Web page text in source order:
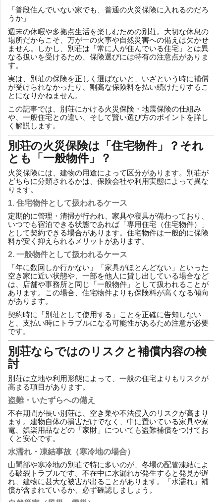
「普段住んでいない家でも、普通の火災保険に入れるのだろ
うか」
週末の休暇や多拠点生活を楽しむための別荘。大切な休息の
場所だからこそ、万が一の火事や自然災害への備えは欠かせ
ません。しかし、別荘は「常に人が住んでいる住宅」とは異
なる扱いを受けるため、保険選びには特有の注意点がありま
す。
実は、別荘の保険を正しく選ばないと、いざという時に補償
が受けられなかったり、割高な保険料を払い続けたりするこ
とになりかねません。
この記事では、別荘にかける火災保険・地震保険の仕組み
や、一般住宅との違い、そして賢い選び方のポイントを詳し
く解説します。
別荘の火災保険は「住宅物件」？それ
とも「一般物件」？
火災保険には、建物の用途によって区分があります。別荘が
どちらに分類されるかは、保険会社や利用実態によって異な
ります。
1. 住宅物件として扱われるケース
定期的に管理・清掃が行われ、家具や寝具が備わっており、
いつでも宿泊できる状態であれば「専用住宅（住宅物件）」
として契約できる場合があります。住宅物件は一般的に保険
料が安く抑えられるメリットがあります。
2. 一般物件として扱われるケース
「年に数回しか行かない」「家具がほとんどない」といった
空き家に近い状態や、一部を他人に貸し出している場合など
は、店舗や事務所と同じ「一般物件」として扱われることが
あります。この場合、住宅物件よりも保険料が高くなる傾向
があります。
契約時に「別荘として使用する」ことを正確に告知しない
と、支払い時にトラブルになる可能性があるため注意が必要
です。
別荘ならではのリスクと補償内容の検
討
別荘は立地や利用形態によって、一般の住宅よりもリスクが
高まる項目があります。
盗難・いたずらへの備え
不在期間が長い別荘は、空き巣や不法侵入のリスクが高まり
ます。建物自体の損害だけでなく、中に置いている家具や家
電、娯楽用品などの「家財」についても盗難補償をつけてお
くと安心です。
水濡れ・凍結事故（寒冷地の場合）
山間部や寒冷地の別荘で特に多いのが、冬場の配管凍結によ
る破裂トラブルです。不在中に水漏れが発生すると発見が遅
れ、建物に甚大な被害が出ることがあります。「水濡れ」補
償が含まれているか、必ず確認しましょう。